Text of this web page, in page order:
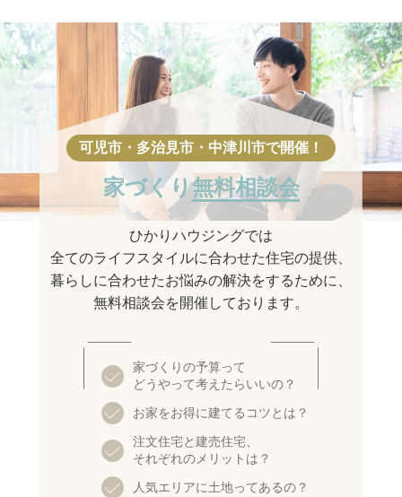
家づくり無料相談会
ひかりハウジングでは
全てのライフスタイルに合わせた住宅の提供、
暮らしに合わせたお悩みの解決をするために、
無料相談会を開催しております。
家づくりの予算って
どうやって考えたらいいの？
お家をお得に建てるコツとは？
注文住宅と建売住宅、
それぞれのメリットは？
人気エリアに土地ってあるの？